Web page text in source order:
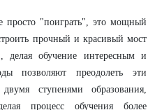
просто "поиграть", это мощный
прочный и красивый мост
обучение интересным и
позволяют преодолеть эти
ступенями образования,
процесс обучения более